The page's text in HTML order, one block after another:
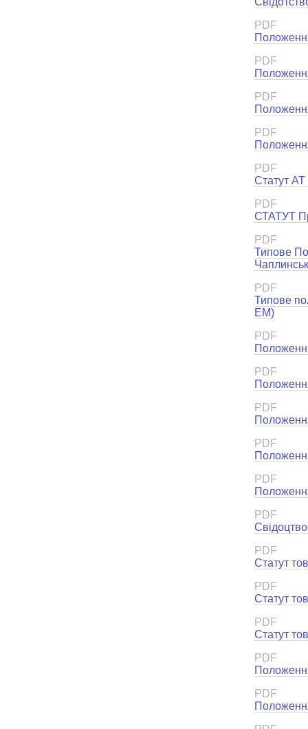
PDF
PDF
PDF
PDF
PDF
Статут
PDF
СТАТУТ
PDF
Типове
PDF
Типове
ЕМ)
PDF
PDF
PDF
PDF
PDF
PDF
PDF
Статут
PDF
Статут
PDF
Статут
PDF
PDF